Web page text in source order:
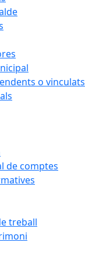
o vinculats
de comptes
treball